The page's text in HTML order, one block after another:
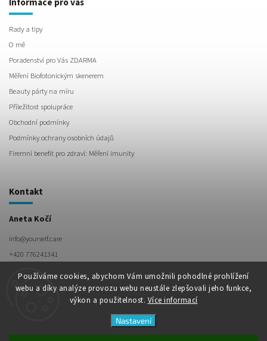
Používáme cookies, abychom Vám umožnili pohodlné prohlížení
webu a díky analýze provozu webu neustále zlepšovali jeho funkce,
výkon a použitelnost. Více informací
Nastavení
Rady a tipy
O mě
Poradenství pro Vás ZDARMA
Měření Biofotonickým skenerem
Beauty párty na míru
Příležitost spolupráce
Obchodní podmínky
Podmínky ochrany osobních údajů
Firemní benefit pro zdraví: Měření imunity
Kontakt
Aneta Kočí
info@yourself.care
+420 776241341